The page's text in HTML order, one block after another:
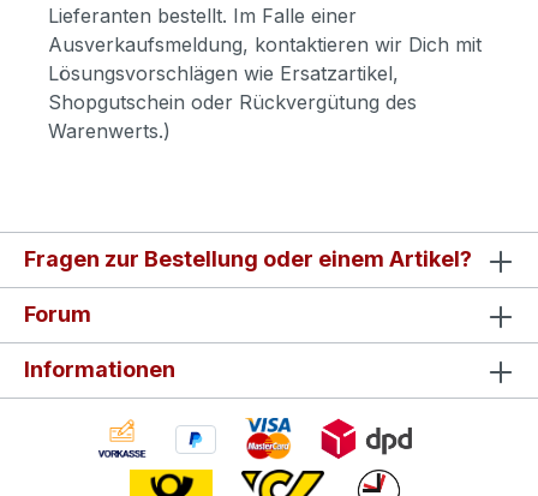
Lieferanten bestellt. Im Falle einer
Ausverkaufsmeldung, kontaktieren wir Dich mit
Lösungsvorschlägen wie Ersatzartikel,
Shopgutschein oder Rückvergütung des
Warenwerts.)
Fragen zur Bestellung oder einem Artikel?
Forum
Informationen